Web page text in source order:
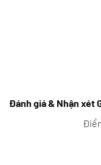
Đánh giá & Nhận xét